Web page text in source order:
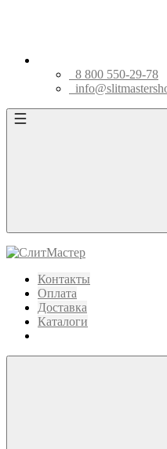
8 800 550-29-78
Контакты
Оплата
Доставка
Каталоги